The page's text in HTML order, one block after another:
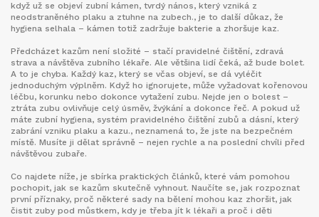
když už se objeví zubní kámen, tvrdý nános, který vzniká z
neodstraněného plaku a ztuhne na zubech., je to další důkaz, že
hygiena selhala – kámen totiž zadržuje bakterie a zhoršuje kaz.
Předcházet kazům není složité – stačí pravidelné čištění, zdravá
strava a návštěva zubního lékaře. Ale většina lidí čeká, až bude bolet.
A to je chyba. Každý kaz, který se včas objeví, se dá vyléčit
jednoduchým výplněm. Když ho ignorujete, může vyžadovat kořenovou
léčbu, korunku nebo dokonce vytažení zubu. Nejde jen o bolest –
ztráta zubu ovlivňuje celý úsměv, žvýkání a dokonce řeč. A pokud už
máte zubní hygiena, systém pravidelného čištění zubů a dásní, který
zabrání vzniku plaku a kazu., neznamená to, že jste na bezpečném
místě. Musíte ji dělat správně – nejen rychle a na poslední chvíli před
návštěvou zubaře.
Co najdete níže, je sbírka praktických článků, které vám pomohou
pochopit, jak se kazům skutečně vyhnout. Naučíte se, jak rozpoznat
první příznaky, proč některé sady na bělení mohou kaz zhoršit, jak
čistit zuby pod můstkem, kdy je třeba jít k lékaři a proč i děti